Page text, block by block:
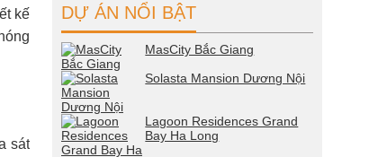
kế
sát
DỰ ÁN NỔI BẬT
MasCity Bắc Giang
Solasta Mansion Dương Nội
Lagoon Residences Grand
Bay Ha Long